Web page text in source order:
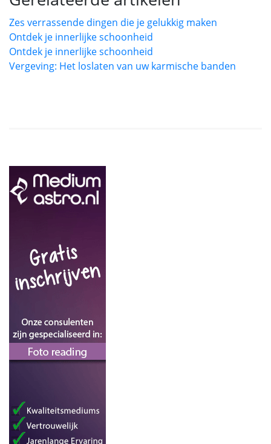
Zes verrassende dingen die je gelukkig maken
Ontdek je innerlijke schoonheid
Ontdek je innerlijke schoonheid
Vergeving: Het loslaten van uw karmische banden